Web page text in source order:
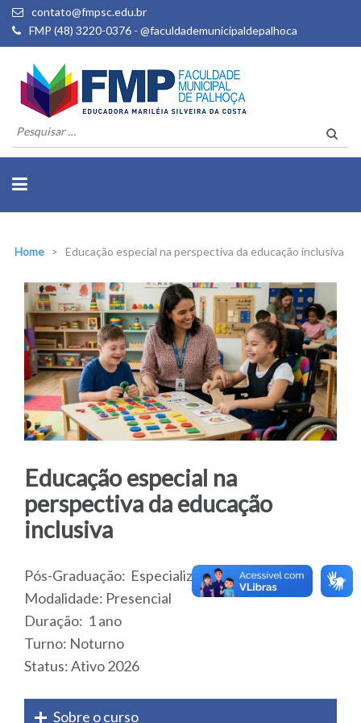
contato@fmpsc.edu.br
FMP (48) 3220-0376 - @faculdademunicipaldepalhoca
Pesquisar
por:
Home > Educação especial na perspectiva da educação inclusiva
Educação especial na
perspectiva da educação
inclusiva
Pós-Graduação: Especialização
Modalidade: Presencial
Duração: 1 ano
Turno: Noturno
Status: Ativo 2026
Sobre o curso